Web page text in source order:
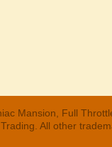
Mansion, Full
All other